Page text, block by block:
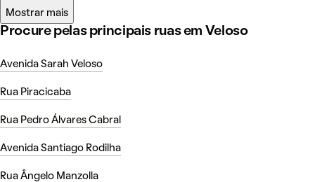
Mostrar mais
Procure pelas principais ruas em Veloso
Avenida Sarah Veloso
Rua Piracicaba
Rua Pedro Álvares Cabral
Avenida Santiago Rodilha
Rua Ângelo Manzolla